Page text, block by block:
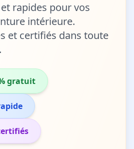
rapides pour vos
intérieure.
et certifiés dans toute
gratuit